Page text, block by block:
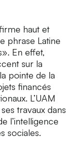
haut et
phrase Latine
En effet,
sur la
pointe de la
financés
L’UAM
travaux dans
l’intelligence
sociales.